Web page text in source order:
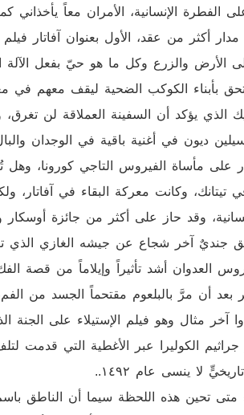
الإنسانية، الأمران معاً يأخذاني
مدار أكثر من عقد، الأول بعنوان آفاتار
الأرض والزرع وكل ما هو حيّ بفعل الآلة
الكوكب الضحية ليقف معهم في
الذي يؤكد أن السفينة العملاقة لن
ديون في أغنية باقية في الوجدان
مأساة الفيروس التاجي كورونا، وهل
وكانت معركة البقاء في آفاتار،
وقد حاز على أكثر من جائزة أوسكار
جنديٌ آخر شجاع عن جيشه الغازي الذي
العدوان أشد تأثيراً وإيلاماً من قصة
أن مرَّ بالبلعوم مقتحماً الجسد من الفم،
مثال وهو فيلم الإستيلاء على الجنة
الكوليرا عبر الأغطية التي قدمت
لا ينسى عام ١٤٩٢..
متى تحين هذه اللحظة سيما أن الناطق